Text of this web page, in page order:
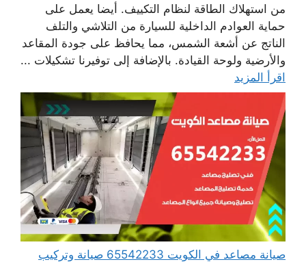
من استهلاك الطاقة لنظام التكييف. أيضا يعمل على
حماية العوادم الداخلية للسيارة من التلاشي والتلف
الناتج عن أشعة الشمس، مما يحافظ على جودة المقاعد
والأرضية ولوحة القيادة. بالإضافة إلى توفيرنا تشكيلات ...
اقرأ المزيد
صيانة مصاعد في الكويت 65542233 صيانة وتركيب